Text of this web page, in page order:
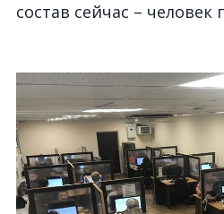
состав сейчас – человек